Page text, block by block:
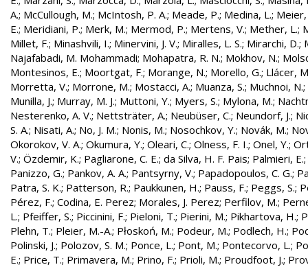
A.; McCullough, M.; McIntosh, P. A.; Meade, P.; Medina, L.; Meier,
E.; Meridiani, P.; Merk, M.; Mermod, P.; Mertens, V.; Mether, L.;
Millet, F.; Minashvili, I.; Minervini, J. V.; Miralles, L. S.; Mirarchi, D.;
Najafabadi, M. Mohammadi; Mohapatra, R. N.; Mokhov, N.;
Montesinos, E.; Moortgat, F.; Morange, N.; Morello, G.; Llácer,
Morretta, V.; Morrone, M.; Mostacci, A.; Muanza, S.; Muchnoi, N.;
Munilla, J.; Murray, M. J.; Muttoni, Y.; Myers, S.; Mylona, M.;
Nesterenko, A. V.; Nettsträter, A.; Neubüser, C.; Neundorf, J.;
S. A.; Nisati, A.; No, J. M.; Nonis, M.; Nosochkov, Y.; Novák, M.;
Okorokov, V. A.; Okumura, Y.; Oleari, C.; Olness, F. I.; Onel, Y.;
V.; Özdemir, K.; Pagliarone, C. E.; da Silva, H. F. Pais; Palmieri, E.;
Panizzo, G.; Pankov, A. A.; Pantsyrny, V.; Papadopoulos, C. G.;
Patra, S. K.; Patterson, R.; Paukkunen, H.; Pauss, F.; Peggs, S.;
Pérez, F.; Codina, E. Perez; Morales, J. Perez; Perfilov, M.;
L.; Pfeiffer, S.; Piccinini, F.; Pieloni, T.; Pierini, M.; Pikhartova, H.;
Plehn, T.; Pleier, M.-A.; Płoskoń, M.; Podeur, M.; Podlech, H.;
Polinski, J.; Polozov, S. M.; Ponce, L.; Pont, M.; Pontecorvo, L.;
E.; Price, T.; Primavera, M.; Prino, F.; Prioli, M.; Proudfoot, J.;